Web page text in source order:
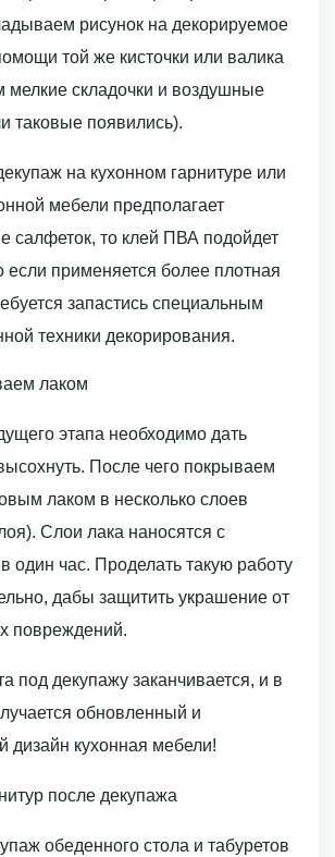
рисунок на декорируемое
той же кисточки или валика
мелкие складочки и воздушные
таковые появились).
на кухонном гарнитуре или
мебели предполагает
салфеток, то клей ПВА подойдет
если применяется более плотная
запастись специальным
техники декорирования.
лаком
этапа необходимо дать
После чего покрываем
лаком в несколько слоев
Слои лака наносятся с
один час. Проделать такую работу
дабы защитить украшение от
повреждений.
под декупажу заканчивается, и в
обновленный и
дизайн кухонная мебели!
после декупажа
обеденного стола и табуретов